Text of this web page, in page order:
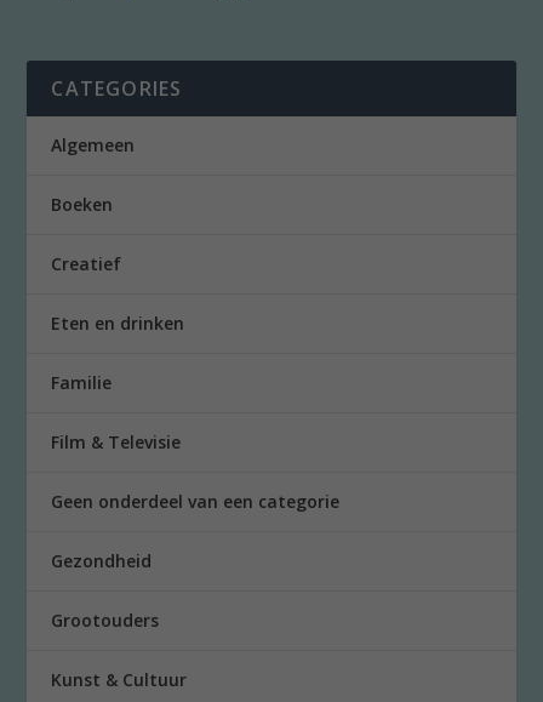
CATEGORIES
Algemeen
Boeken
Creatief
Eten en drinken
Familie
Film & Televisie
Geen onderdeel van een categorie
Gezondheid
Grootouders
Kunst & Cultuur